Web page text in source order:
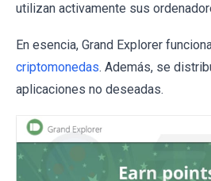
utilizan activamente sus
En esencia, Grand Explorer
criptomonedas. Además, se
aplicaciones no deseadas.